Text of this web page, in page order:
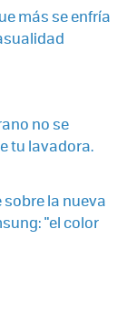
más se enfría
no se
tu lavadora.
sobre la nueva
"el color